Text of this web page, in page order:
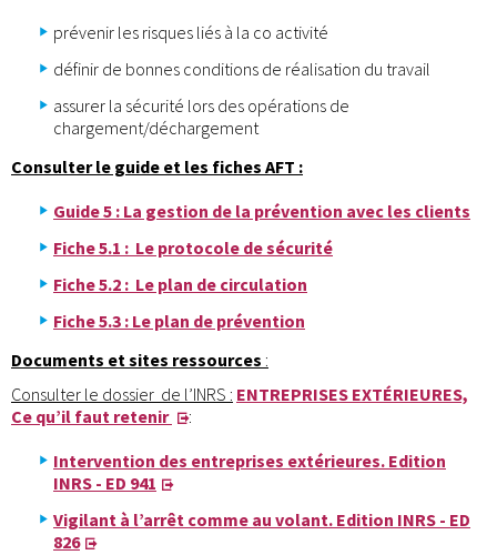
prévenir les risques liés à la co activité
définir de bonnes conditions de réalisation du travail
assurer la sécurité lors des opérations de
chargement/déchargement
Consulter le guide et les fiches AFT :
Guide 5 : La gestion de la prévention avec les clients
Fiche 5.1 : Le protocole de sécurité
Fiche 5.2 : Le plan de circulation
Fiche 5.3 : Le plan de prévention
Documents et sites ressources :
Consulter le dossier de l’INRS : ENTREPRISES EXTÉRIEURES,
Ce qu’il faut retenir
:
Intervention des entreprises extérieures. Edition
INRS - ED 941
Vigilant à l’arrêt comme au volant. Edition INRS - ED
826